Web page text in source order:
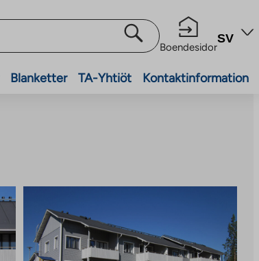
Boendesidor
SV
Blanketter TA-Yhtiöt Kontaktinformation